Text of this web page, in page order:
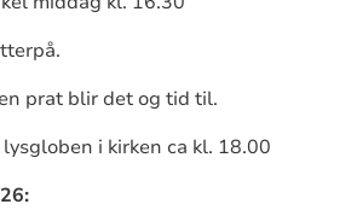
prat blir det og tid til.
i kirken ca kl. 18.00